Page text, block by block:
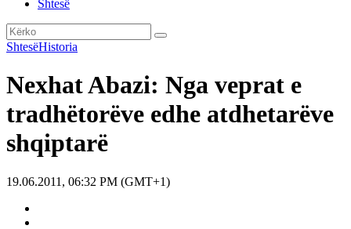
Shtesë
ShtesëHistoria
Nexhat Abazi: Nga veprat e
tradhëtorëve edhe atdhetarëve
shqiptarë
19.06.2011, 06:32 PM (GMT+1)